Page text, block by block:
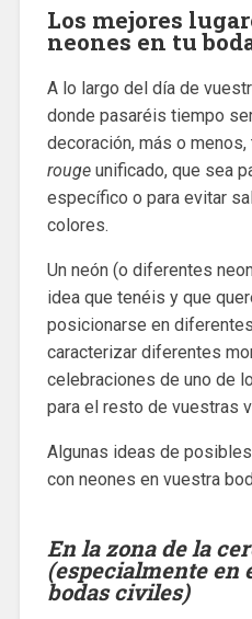
Los mejores
neones en tu
A lo largo del día de
donde pasaréis tiempo
decoración, más o
rougeunificado, que sea
específico o para evitar
colores.
Un neón (o diferentes
idea que tenéis y que
posicionarse en
caracterizar diferentes
celebraciones de uno de
para el resto de vuestras
Algunas ideas de
con neones en vuestra
En la zona de la
(especialmente en
bodas civiles)